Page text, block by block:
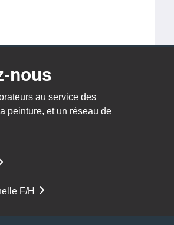
nous
au service des
peinture, et un réseau de
F/H